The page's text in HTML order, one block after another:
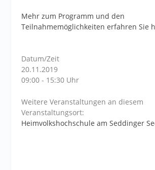
Mehr zum Programm und den
Teilnahmemöglichkeiten erfahren Sie
Datum/Zeit
20.11.2019
09:00 - 15:30 Uhr
Weitere Veranstaltungen an diesem
Veranstaltungsort:
Heimvolkshochschule am Seddinger